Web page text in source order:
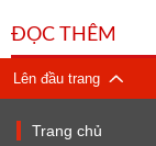
ĐỌC THÊM
Lên đầu trang
Trang chủ